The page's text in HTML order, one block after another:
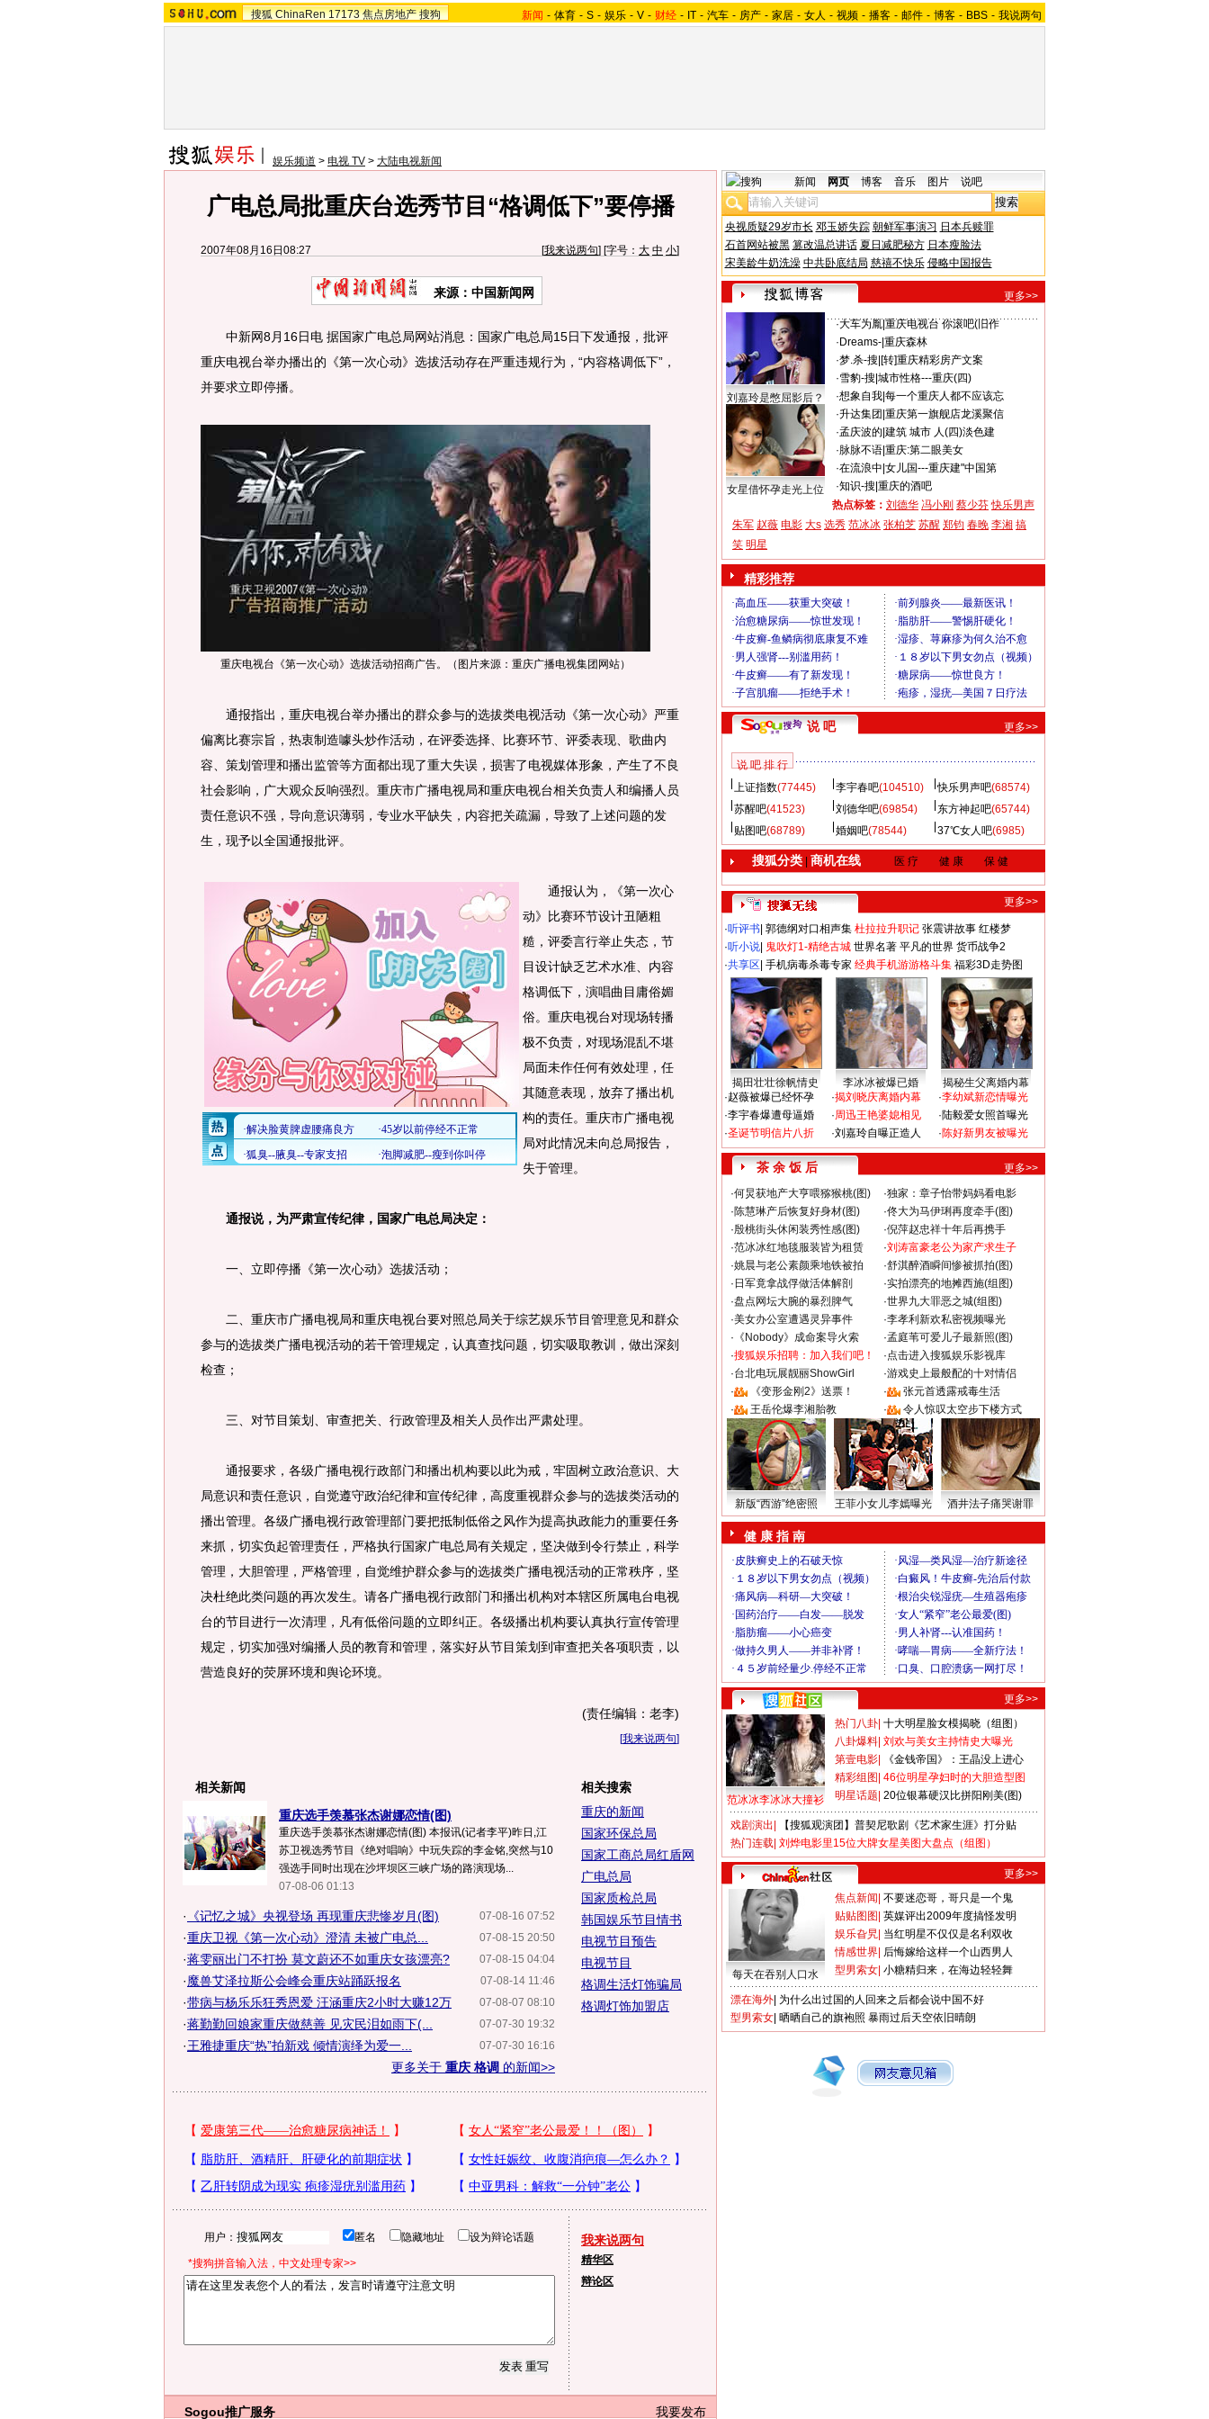
搜狐 ChinaRen 17173 焦点房地产 搜狗 新闻 - 体育 - S - 娱乐 - V - 财经 - IT - 汽车 - 房产 - 家居 - 女人 - 视频 - 播客 - 邮件 - 博客 - BBS - 我说两句
娱乐频道 > 电视 TV > 大陆电视新闻
广电总局批重庆台选秀节目“格调低下”要停播
2007年08月16日08:27 [我来说两句] [字号： 大 中 小]
来源：中国新闻网
中新网8月16日电 据国家广电总局网站消息：国家广电总局15日下发通报，批评
重庆电视台举办播出的《第一次心动》选拔活动存在严重违规行为，“内容格调低下”，
并要求立即停播。
重庆电视台《第一次心动》选拔活动招商广告。（图片来源：重庆广播电视集团网站）
通报指出，重庆电视台举办播出的群众参与的选拔类电视活动《第一次心动》严重
偏离比赛宗旨，热衷制造噱头炒作活动，在评委选择、比赛环节、评委表现、歌曲内
容、策划管理和播出监管等方面都出现了重大失误，损害了电视媒体形象，产生了不良
社会影响，广大观众反响强烈。重庆市广播电视局和重庆电视台相关负责人和编播人员
责任意识不强，导向意识薄弱，专业水平缺失，内容把关疏漏，导致了上述问题的发
生，现予以全国通报批评。
通报认为，《第一次心
动》比赛环节设计丑陋粗
糙，评委言行举止失态，节
目设计缺乏艺术水准、内容
格调低下，演唱曲目庸俗媚
俗。重庆电视台对现场转播
极不负责，对现场混乱不堪
局面未作任何有效处理，任
其随意表现，放弃了播出机
构的责任。重庆市广播电视
局对此情况未向总局报告，
失于管理。
通报说，为严肃宣传纪律，国家广电总局决定：
一、立即停播《第一次心动》选拔活动；
二、重庆市广播电视局和重庆电视台要对照总局关于综艺娱乐节目管理意见和群众
参与的选拔类广播电视活动的若干管理规定，认真查找问题，切实吸取教训，做出深刻
检查；
三、对节目策划、审查把关、行政管理及相关人员作出严肃处理。
通报要求，各级广播电视行政部门和播出机构要以此为戒，牢固树立政治意识、大
局意识和责任意识，自觉遵守政治纪律和宣传纪律，高度重视群众参与的选拔类活动的
播出管理。各级广播电视行政管理部门要把抵制低俗之风作为提高执政能力的重要任务
来抓，切实负起管理责任，严格执行国家广电总局有关规定，坚决做到令行禁止，科学
管理，大胆管理，严格管理，自觉维护群众参与的选拔类广播电视活动的正常秩序，坚
决杜绝此类问题的再次发生。请各广播电视行政部门和播出机构对本辖区所属电台电视
台的节目进行一次清理，凡有低俗问题的立即纠正。各级播出机构要认真执行宣传管理
规定，切实加强对编播人员的教育和管理，落实好从节目策划到审查把关各项职责，以
营造良好的荧屏环境和舆论环境。
(责任编辑：老李)
[我来说两句]
相关新闻
重庆选手羡慕张杰谢娜恋情(图)
重庆选手羡慕张杰谢娜恋情(图) 本报讯(记者李平)昨日,江
苏卫视选秀节目《绝对唱响》中玩失踪的李金铭,突然与10
强选手同时出现在沙坪坝区三峡广场的路演现场...
07-08-06 01:13
07-08-16 07:52
· 《记忆之城》央视登场 再现重庆悲惨岁月(图)
07-08-15 20:50
·重庆卫视《第一次心动》澄清 未被广电总...
07-08-15 04:04
·蒋雯丽出门不打扮 莫文蔚还不如重庆女孩漂亮?
07-08-14 11:46
·魔兽艾泽拉斯公会峰会重庆站踊跃报名
07-08-07 08:10
·带病与杨乐乐狂秀恩爱 汪涵重庆2小时大赚12万
07-07-30 19:32
·蒋勤勤回娘家重庆做慈善 见灾民泪如雨下(...
07-07-30 16:16
·王雅捷重庆“热”拍新戏 倾情演绎为爱一...
更多关于 重庆 格调 的新闻>>
相关搜索
重庆的新闻
国家环保总局
国家工商总局红盾网
广电总局
国家质检总局
韩国娱乐节目情书
电视节目预告
电视节目
格调生活灯饰骗局
格调灯饰加盟店
用户： 匿名 隐藏地址 设为辩论话题
*搜狗拼音输入法，中文处理专家>>
我来说两句
精华区
辩论区
我要发布
Sogou推广服务
新闻 网页 博客 音乐 图片 说吧
央视质疑29岁市长 邓玉娇失踪 朝鲜军事演习 日本兵赎罪
石首网站被黑 篡改温总讲话 夏日减肥秘方 日本瘦脸法
宋美龄牛奶洗澡 中共卧底结局 慈禧不快乐 侵略中国报告
更多>>
刘嘉玲是憋屈影后？
女星借怀孕走光上位
·大车为胤| 重庆电视台 你滚吧(旧作
· Dreams-| 重庆森林
·梦.杀-搜 [转]重庆精彩房产文案
·雪豹-搜 城市性格---重庆(四)
·想象自我| 每一个重庆人都不应该忘
·升达集团 重庆第一旗舰店龙溪聚信
·孟庆波的 建筑 城市 人(四)淡色建
·脉脉不语| 重庆:第二眼美女
·在流浪中 女儿国---重庆建"中国第
·知识-搜 重庆的酒吧
热点标签： 刘德华 冯小刚 蔡少芬 快乐男声
朱军 赵薇 电影 大s 选秀 范冰冰 张柏芝 苏醒 郑钧 春晚 李湘 搞
笑 明星
精彩推荐
说 吧 更多>>
说 吧 排 行
上证指数(77445) 李宇春吧(104510) 快乐男声吧(68574)
苏醒吧(41523) 刘德华吧(69854) 东方神起吧(65744)
贴图吧(68789) 婚姻吧(78544) 37℃女人吧(6985)
搜狐分类| 商机在线 医 疗 健 康 保 健
更多>>
·听评书 郭德纲对口相声集 杜拉拉升职记 张震讲故事 红楼梦
·听小说 鬼吹灯1-精绝古城 世界名著 平凡的世界 货币战争2
·共享区 手机病毒杀毒专家 经典手机游游格斗集 福彩3D走势图
揭田壮壮徐帆情史 李冰冰被爆已婚
揭秘生父离婚内幕
·赵薇被爆已经怀孕
·李宇春爆遭母逼婚
·圣诞节明信片八折
·揭刘晓庆离婚内幕
·周迅王艳婆媳相见
·刘嘉玲自曝正造人
·李幼斌新恋情曝光
·陆毅爱女照首曝光
·陈好新男友被曝光
茶 余 饭 后
更多>>
·何炅获地产大亨喂猕猴桃(图) ·独家：章子怡带妈妈看电影
·陈慧琳产后恢复好身材(图) ·佟大为马伊琍再度牵手(图)
·殷桃街头休闲装秀性感(图) ·倪萍赵忠祥十年后再携手
·范冰冰红地毯服装皆为租赁 ·刘涛富豪老公为家产求生子
·姚晨与老公素颜乘地铁被拍 ·舒淇醉酒瞬间惨被抓拍(图)
· 日军竟拿战俘做活体解剖 ·实拍漂亮的地摊西施(组图)
·盘点网坛大腕的暴烈脾气 ·世界九大罪恶之城(组图)
·美女办公室遭遇灵异事件 ·李孝利新欢私密视频曝光
· 《Nobody》成命案导火索 ·孟庭苇可爱儿子最新照(图)
·搜狐娱乐招聘：加入我们吧！ ·点击进入搜狐娱乐影视库
·台北电玩展靓丽ShowGirl ·游戏史上最般配的十对情侣
·
《变形金刚2》送票！ ·
张元首透露戒毒生活
·
王岳伦爆李湘胎教 · 令人惊叹太空步下楼方式
新版“西游”绝密照 王菲小女儿李嫣曝光 酒井法子痛哭谢罪
健 康 指 南
更多>>
范冰冰李冰冰大撞衫
热门八卦 十大明星脸女模揭晓（组图）
八卦爆料 刘欢与美女主持情史大曝光
第壹电影
《金钱帝国》：王晶没上进心
精彩组图 46位明星孕妇时的大胆造型图
明星话题 20位银幕硬汉比拼阳刚美(图)
戏剧演出
【搜狐观演团】普契尼歌剧《艺术家生涯》打分贴
热门连载 刘烨电影里15位大牌女星美图大盘点（组图）
更多>>
每天在吞别人口水
焦点新闻 不要迷恋哥，哥只是一个鬼
贴贴图图 英媒评出2009年度搞怪发明
娱乐旮旯 当红明星不仅仅是名利双收
情感世界 后悔嫁给这样一个山西男人
型男索女 小糖精归来，在海边轻轻舞
漂在海外 为什么出过国的人回来之后都会说中国不好
型男索女 晒晒自己的旗袍照 暴雨过后天空依旧晴朗